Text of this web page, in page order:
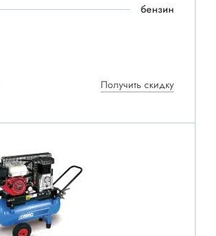
бензин
Получить скидку